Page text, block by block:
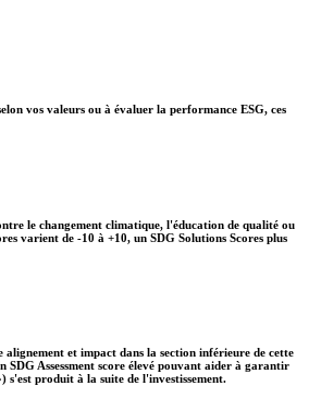
vos valeurs ou à évaluer la performance ESG, ces
le changement climatique, l'éducation de qualité ou
varient de -10 à +10, un SDG Solutions Scores plus
et impact dans la section inférieure de cette
Assessment score élevé pouvant aider à garantir
s'est produit à la suite de l'investissement.